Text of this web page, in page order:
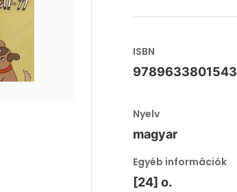
ISBN
9789633801543
Nyelv
magyar
Egyéb információk
[24] o.